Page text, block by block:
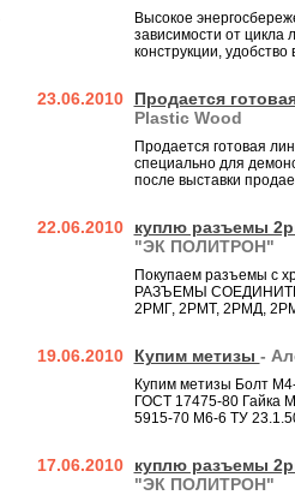
Высокое
зависимости от
конструкции,
23.06.2010
Продается
Plastic Wood
Продается готовая
специально для
после выставки
22.06.2010
куплю разъемы
"ЭК ПОЛИТРОН"
Покупаем разъемы с
РАЗЪЕМЫ
2РМГ, 2РМТ, 2РМД,
19.06.2010 Купим метизы -
Купим метизы Болт
ГОСТ 17475-80
5915-70 М6-6 ТУ
17.06.2010
куплю разъемы
"ЭК ПОЛИТРОН"